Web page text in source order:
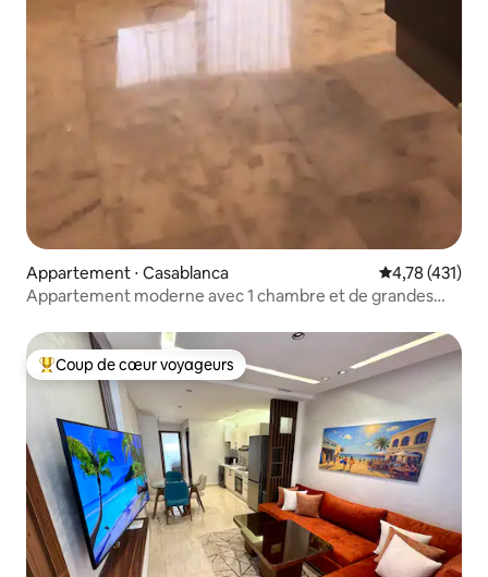
Appartement ⋅ Casablanca Évaluation
4,78 (431)
Appartement moderne avec 1 chambre et de grandes
Coups de cœur voyageurs les plus appréciés
Coup de cœur voyageurs